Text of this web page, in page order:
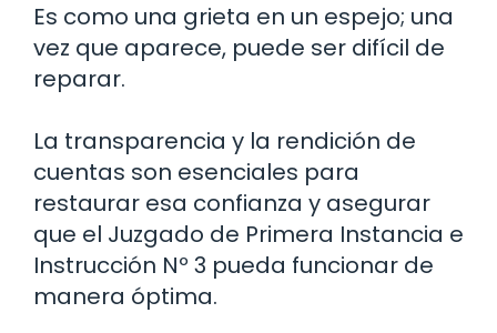
Es como una grieta en un espejo; una
vez que aparece, puede ser difícil de
reparar.
La transparencia y la rendición de
cuentas son esenciales para
restaurar esa confianza y asegurar
que el Juzgado de Primera Instancia e
Instrucción Nº 3 pueda funcionar de
manera óptima.